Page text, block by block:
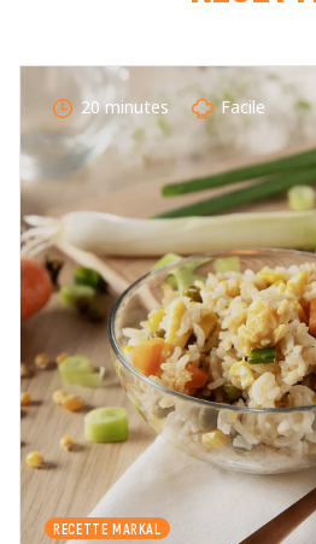
En cochant cette case, je donne
markal utilise les données
pour traiter et afficher le nom
commentaire de manière
plus d'informations sur le
consulter la page des mentions
Fermer
RECETTE MARKAL
20 minutes Facile